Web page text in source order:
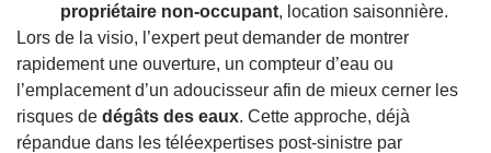
propriétaire non-occupant, location saisonnière.
Lors de la visio, l’expert peut demander de montrer
rapidement une ouverture, un compteur d’eau ou
l’emplacement d’un adoucisseur afin de mieux cerner les
risques de dégâts des eaux. Cette approche, déjà
répandue dans les téléexpertises post-sinistre par